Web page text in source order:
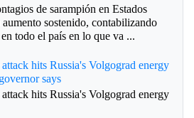
de sarampión en Estados
sostenido, contabilizando
todo el país en lo que va ...
hits Russia's Volgograd energy
says
hits Russia's Volgograd energy